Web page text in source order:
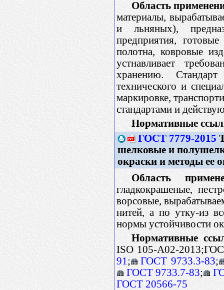
Область
материалы,
и льняных),
предприятия,
полотна, ковровые
устнавливает
хранению.
технического и
маркировке,
стандартами и
Нормативные
ГОСТ 7779-2015
шелковые и
окраски и методы ее
Область
гладкокрашеные,
ворсовые,
нитей, а по утку-из
нормы устойчивости
Нормативные
ISO 105-A02-
91 ; ГОСТ 9733.3-83;
ГОСТ 9733.7-83;
ГОСТ 20566-75